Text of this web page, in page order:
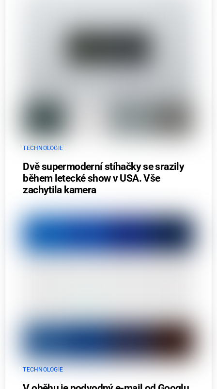
TECHNOLOGIE
Dvě supermoderní stíhačky se srazily
během letecké show v USA. Vše
zachytila kamera
TECHNOLOGIE